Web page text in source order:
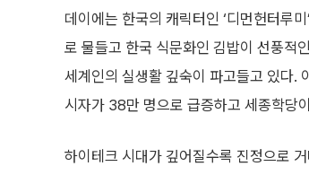
데이에는 한국의 캐릭터인 ‘디먼헌터루
로 물들고 한국 식문화인 김밥이 선풍적
세계인의 실생활 깊숙이 파고들고 있다.
시자가 38만 명으로 급증하고 세종학당
하이테크 시대가 깊어질수록 진정으로